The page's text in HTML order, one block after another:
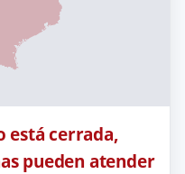
está cerrada,
pueden atender